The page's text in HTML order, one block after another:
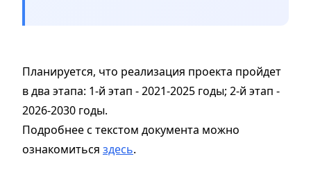
Планируется, что реализация проекта пройдет
в два этапа: 1-й этап - 2021-2025 годы; 2-й этап -
2026-2030 годы.
Подробнее с текстом документа можно
ознакомиться здесь.